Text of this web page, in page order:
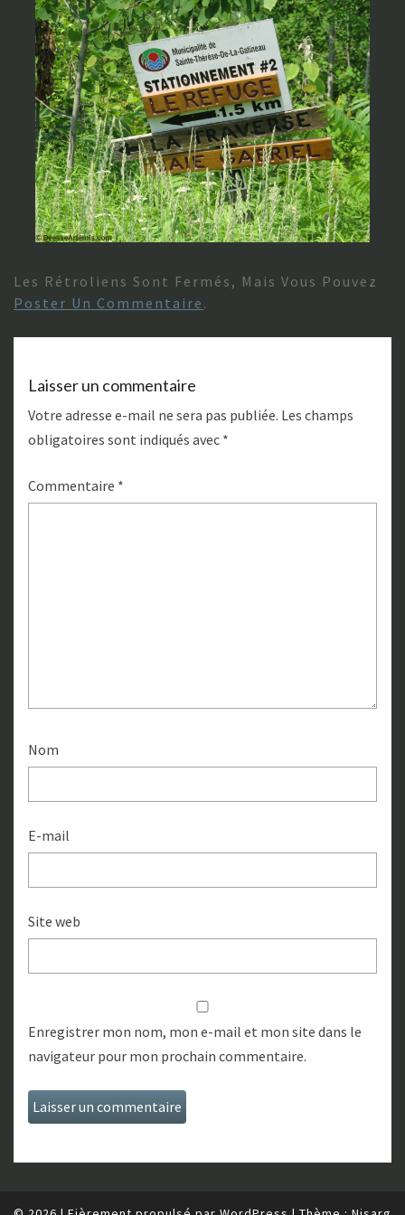
Les Rétroliens Sont Fermés, Mais Vous Pouvez
Poster Un Commentaire .
Laisser un commentaire
Votre adresse e-mail ne sera pas publiée. Les champs
obligatoires sont indiqués avec *
Commentaire *
Nom
E-mail
Site web
Enregistrer mon nom, mon e-mail et mon site dans le
navigateur pour mon prochain commentaire.